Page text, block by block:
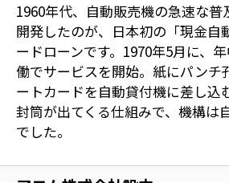
1960年代、自動販売機の急速な普
開発したのが、日本初の「現金自
ードローンです。1970年5月に、
働でサービスを開始。紙にパンチ
ートカードを自動貸付機に差し込
封筒が出てくる仕組みで、機構は
でした。